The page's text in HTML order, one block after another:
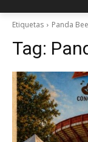
Etiquetas Panda
Tag: